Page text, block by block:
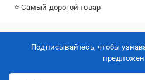
⭐ Самый дорогой товар
Подписывайтесь, чтобы